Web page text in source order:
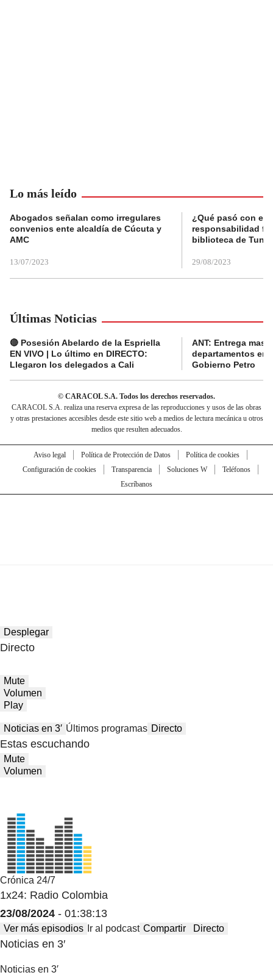
Lo más leído
Abogados señalan como irregulares
convenios ente alcaldía de Cúcuta y
AMC
13/07/2023
¿Qué pasó con el
responsabilidad
biblioteca de
29/08/2023
Últimas Noticias
🔴 Posesión Abelardo de la Espriella
EN VIVO | Lo último en DIRECTO:
Llegaron los delegados a Cali
ANT: Entrega
departamentos en
Gobierno Petro
© CARACOL S.A. Todos los derechos reservados.
CARACOL S.A. realiza una reserva expresa de las reproducciones y usos de las obras
y otras prestaciones accesibles desde este sitio web a medios de lectura mecánica u otros
medios que resulten adecuados.
Aviso legal Política de Protección de Datos
Política de cookies
Configuración de cookies
Transparencia Soluciones W
Teléfonos
Escríbanos
Desplegar
Directo
Mute
Volumen
Play
Noticias en 3′ Últimos programas Directo
Estas escuchando
Mute
Volumen
Crónica 24/7
1x24: Radio Colombia
23/08/2024 - 01:38:13
Ver más episodios Ir al podcast Compartir Directo
Noticias en 3′
Noticias en 3′